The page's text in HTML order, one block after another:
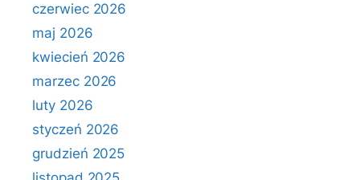
czerwiec 2026
maj 2026
kwiecień 2026
marzec 2026
luty 2026
styczeń 2026
grudzień 2025